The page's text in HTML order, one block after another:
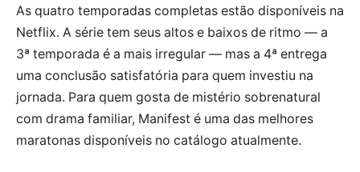
As quatro temporadas completas estão disponíveis na
Netflix. A série tem seus altos e baixos de ritmo — a
3ª temporada é a mais irregular — mas a 4ª entrega
uma conclusão satisfatória para quem investiu na
jornada. Para quem gosta de mistério sobrenatural
com drama familiar, Manifest é uma das melhores
maratonas disponíveis no catálogo atualmente.